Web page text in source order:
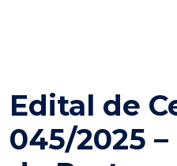
Edital de
045/2025